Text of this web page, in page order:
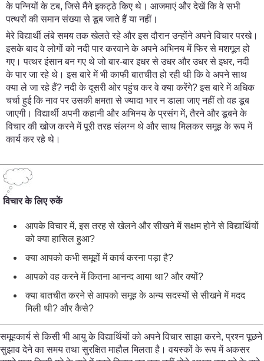
के पन्नियों के टब, जिसे मैंने इकट्ठे किए थे। आजमाएं और देखें कि वे सभी
पत्थरों की समान संख्या से डूब जाते हैं या नहीं।
मेरे विद्यार्थी लंबे समय तक खेलते रहे और इस दौरान उन्होंने अपने विचार परखे।
इसके बाद वे लोगों को नदी पार करवाने के अपने अभिनय में फिर से मशगूल हो
गए। पत्थर इंसान बन गए थे जो बार-बार इधर से उधर और उधर से इधर, नदी
के पार जा रहे थे। इस बारे में भी काफी बातचीत हो रही थी कि वे अपने साथ
क्या ले जा रहे हैं? नदी के दूसरी ओर पहुंच कर वे क्या करेंगे? इस बारे में अधिक
चर्चा हुई कि नाव पर उसकी क्षमता से ज्यादा भार न डाला जाए नहीं तो वह डूब
जाएगी। विद्यार्थी अपनी कहानी और अभिनय के प्रसंग में, तैरने और डूबने के
विचार की खोज करने में पूरी तरह संलग्न थे और साथ मिलकर समूह के रूप में
कार्य कर रहे थे।
विचार के लिए रुकें
आपके विचार में, इस तरह से खेलने और सीखने में सक्षम होने से विद्यार्थियों
को क्या हासिल हुआ?
क्या आपको कभी समूहों में कार्य करना पड़ा है?
आपको वह करने में कितना आनन्द आया था? और क्यों?
क्या बातचीत करने से आपको समूह के अन्य सदस्यों से सीखने में मदद
मिली थी? और कैसे?
समूहकार्य से किसी भी आयु के विद्यार्थियों को अपने विचार साझा करने, प्रश्न पूछने
सुझाव देने का समय तथा सुरक्षित माहौल मिलता है। वयस्कों के रूप में अकसर